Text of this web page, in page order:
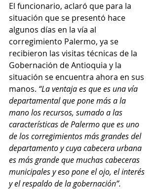
El funcionario, aclaró que para la
situación que se presentó hace
algunos días en la vía al
corregimiento Palermo, ya se
recibieron las visitas técnicas de la
Gobernación de Antioquia y la
situación se encuentra ahora en sus
manos. “La ventaja es que es una vía
departamental que pone más a la
mano los recursos, sumado a las
características de Palermo que es uno
de los corregimientos más grandes del
departamento y cuya cabecera urbana
es más grande que muchas cabeceras
municipales y eso pone el ojo, el interés
y el respaldo de la gobernación”.